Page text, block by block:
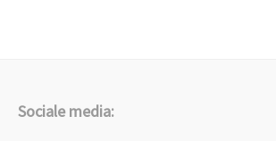
Sociale media: